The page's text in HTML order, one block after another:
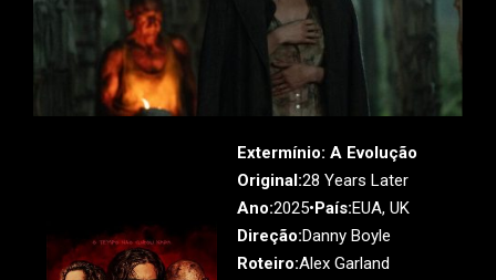
Extermínio: A Evolução
Original:28 Years Later
Ano:2025• País:EUA, UK
Direção:Danny Boyle
Roteiro:Alex Garland